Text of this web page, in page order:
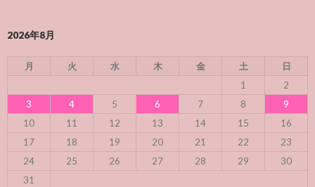
2026年8月
月 火 水 木 金 土
日
1
2
3
4 5 6 7 8
9
10
11 12 13 14 15
16
17
18 19 20 21 22
23
24
25 26 27 28 29
30
31